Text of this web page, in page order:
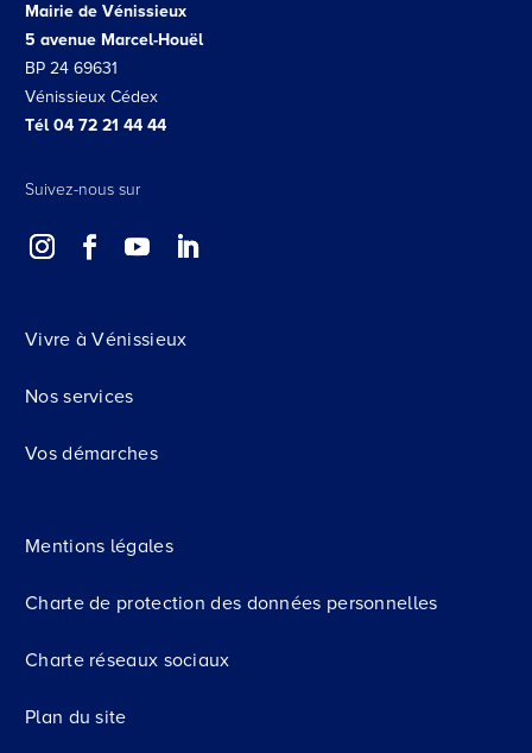
Mairie de Vénissieux
5 avenue Marcel-Houël
BP 24 69631
Vénissieux Cédex
Tél 04 72 21 44 44
Suivez-nous sur
Vivre à Vénissieux
Nos services
Vos démarches
Mentions légales
Charte de protection des données personnelles
Charte réseaux sociaux
Plan du site